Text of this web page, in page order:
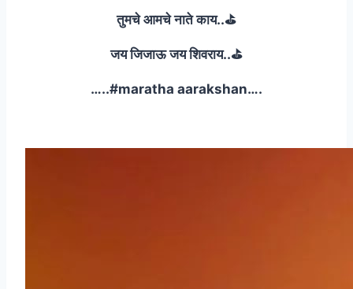
तुमचे आमचे नाते काय..⛳
जय जिजाऊ जय शिवराय..⛳
…..#maratha aarakshan….